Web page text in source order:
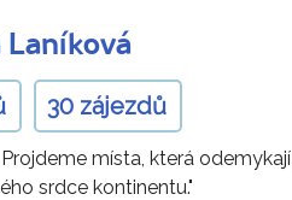
Laníková
30 zájezdů
místa, která odemykají
srdce kontinentu."